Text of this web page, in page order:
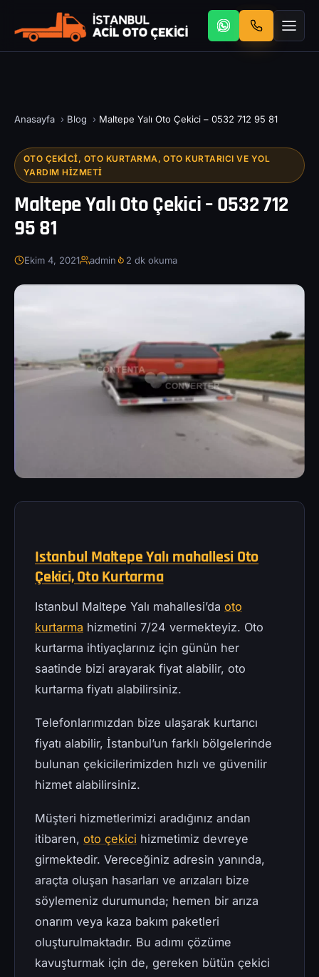
Anasayfa › Blog › Maltepe Yalı Oto Çekici – 0532 712 95 81
OTO ÇEKICI, OTO KURTARMA, OTO KURTARICI VE YOL
YARDIM HIZMETI
Maltepe Yalı Oto Çekici – 0532 712
95 81
Ekim 4, 2021 admin 2 dk okuma
Istanbul Maltepe Yalı mahallesi Oto
Çekici, Oto Kurtarma
Istanbul Maltepe Yalı mahallesi’da oto
kurtarma hizmetini 7/24 vermekteyiz. Oto
kurtarma ihtiyaçlarınız için günün her
saatinde bizi arayarak fiyat alabilir, oto
kurtarma fiyatı alabilirsiniz.
Telefonlarımızdan bize ulaşarak kurtarıcı
fiyatı alabilir, İstanbul’un farklı bölgelerinde
bulunan çekicilerimizden hızlı ve güvenilir
hizmet alabilirsiniz.
Müşteri hizmetlerimizi aradığınız andan
itibaren, oto çekici hizmetimiz devreye
girmektedir. Vereceğiniz adresin yanında,
araçta oluşan hasarları ve arızaları bize
söylemeniz durumunda; hemen bir arıza
onarım veya kaza bakım paketleri
oluşturulmaktadır. Bu adımı çözüme
kavuşturmak için de, gereken bütün çekici